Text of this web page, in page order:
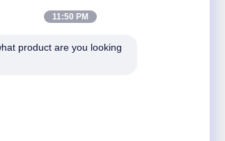
für Rabatte und
11:50 PM
product are you looking